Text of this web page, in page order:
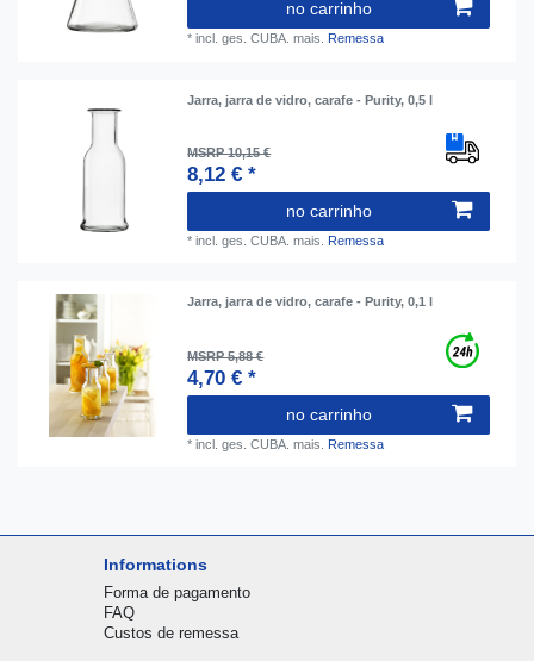
no carrinho
*incl. ges. CUBA. mais. Remessa
Jarra, jarra de vidro, carafe - Purity, 0,5 l
MSRP 10,15 €
8,12 € *
no carrinho
*incl. ges. CUBA. mais. Remessa
Jarra, jarra de vidro, carafe - Purity, 0,1 l
MSRP 5,88 €
4,70 € *
no carrinho
*incl. ges. CUBA. mais. Remessa
Informations
Forma de pagamento
FAQ
Custos de remessa